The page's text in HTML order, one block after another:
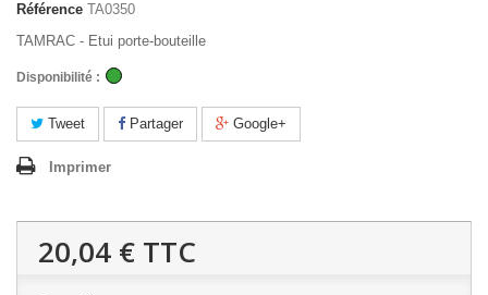
Référence TA0350
TAMRAC - Etui porte-bouteille
Disponibilité :
Tweet Partager Google+
Imprimer
20,04 € TTC